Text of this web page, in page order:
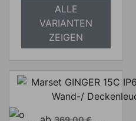
versandkostenfrei
ALLE
VARIANTEN
ZEIGEN
Verkaufspreis